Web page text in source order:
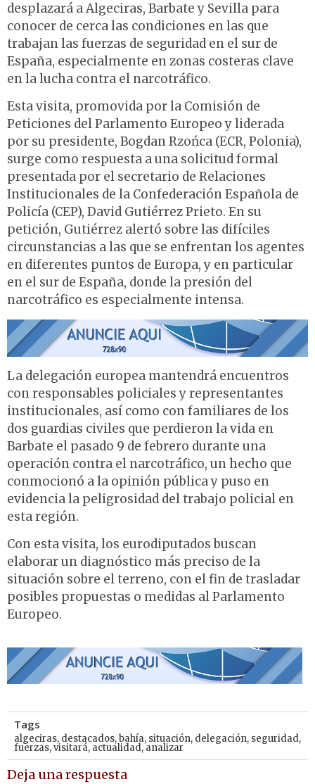
desplazará a Algeciras, Barbate y Sevilla para
conocer de cerca las condiciones en las que
trabajan las fuerzas de seguridad en el sur de
España, especialmente en zonas costeras clave
en la lucha contra el narcotráfico.
Esta visita, promovida por la Comisión de
Peticiones del Parlamento Europeo y liderada
por su presidente, Bogdan Rzońca (ECR, Polonia),
surge como respuesta a una solicitud formal
presentada por el secretario de Relaciones
Institucionales de la Confederación Española de
Policía (CEP), David Gutiérrez Prieto. En su
petición, Gutiérrez alertó sobre las difíciles
circunstancias a las que se enfrentan los agentes
en diferentes puntos de Europa, y en particular
en el sur de España, donde la presión del
narcotráfico es especialmente intensa.
La delegación europea mantendrá encuentros
con responsables policiales y representantes
institucionales, así como con familiares de los
dos guardias civiles que perdieron la vida en
Barbate el pasado 9 de febrero durante una
operación contra el narcotráfico, un hecho que
conmocionó a la opinión pública y puso en
evidencia la peligrosidad del trabajo policial en
esta región.
Con esta visita, los eurodiputados buscan
elaborar un diagnóstico más preciso de la
situación sobre el terreno, con el fin de trasladar
posibles propuestas o medidas al Parlamento
Europeo.
Tags
algeciras, destacados,bahía, situación, delegación, seguridad,
fuerzas,visitará, actualidad,analizar
Deja una respuesta